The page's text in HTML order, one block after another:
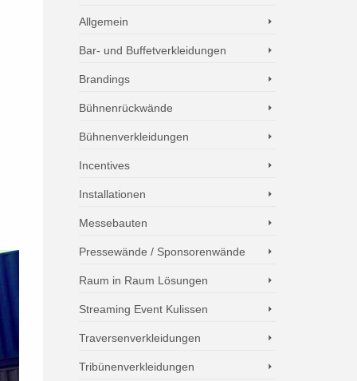
Allgemein
Bar- und Buffetverkleidungen
Brandings
Bühnenrückwände
Bühnenverkleidungen
Incentives
Installationen
Messebauten
Pressewände / Sponsorenwände
Raum in Raum Lösungen
Streaming Event Kulissen
Traversenverkleidungen
Tribünenverkleidungen